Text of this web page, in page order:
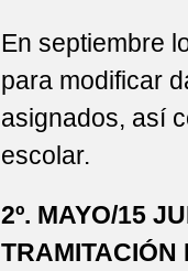
En septiembre
para modificar
asignados, así
escolar.
2º. MAYO/15
TRAMITACIÓN